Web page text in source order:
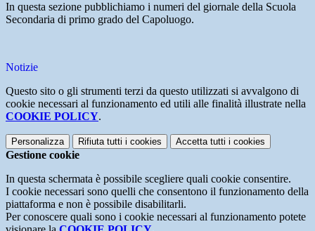
In questa sezione pubblichiamo i numeri del giornale della Scuola
Secondaria di primo grado del Capoluogo.
Notizie
Questo sito o gli strumenti terzi da questo utilizzati si avvalgono di
cookie necessari al funzionamento ed utili alle finalità illustrate nella
COOKIE POLICY.
Personalizza Rifiuta tutti i cookies Accetta tutti i cookies
Gestione cookie
In questa schermata è possibile scegliere quali cookie consentire.
I cookie necessari sono quelli che consentono il funzionamento della
piattaforma e non è possibile disabilitarli.
Per conoscere quali sono i cookie necessari al funzionamento potete